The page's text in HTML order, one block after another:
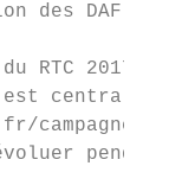
des DAF de
RTC 2017
campagne-